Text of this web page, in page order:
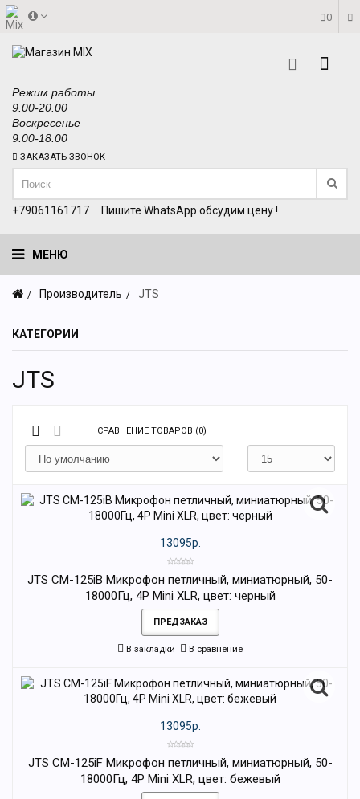
0
Режим работы
9.00-20.00
Воскресенье
9:00-18:00
ЗАКАЗАТЬ ЗВОНОК
+79061161717 Пишите WhatsApp обсудим цену !
МЕНЮ
Производитель JTS
КАТЕГОРИИ
JTS
СРАВНЕНИЕ ТОВАРОВ (0)
13095р.
JTS CM-125iB Микрофон петличный, миниатюрный, 50-
18000Гц, 4P Mini XLR, цвет: черный
ПРЕДЗАКАЗ
В закладки В сравнение
13095р.
JTS CM-125iF Микрофон петличный, миниатюрный, 50-
18000Гц, 4P Mini XLR, цвет: бежевый